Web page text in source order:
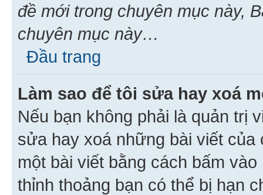
đề mới trong chuyên mục này,
chuyên mục này…
Đầu trang
Làm sao để tôi sửa hay xoá
Nếu bạn không phải là quản trị
sửa hay xoá những bài viết
một bài viết bằng cách bấm
thỉnh thoảng bạn có thể bị hạn